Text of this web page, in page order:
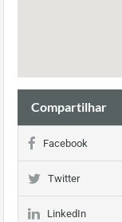
Compartilhar
Facebook
Twitter
LinkedIn